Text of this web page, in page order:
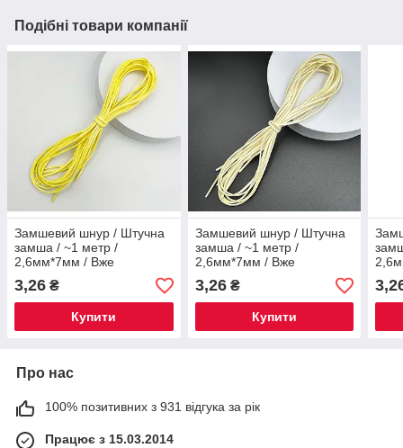
Подібні товари компанії
Замшевий шнур / Штучна
замша / ~1 метр /
2,6мм*7мм / Вже
3,26 ₴
Купити
Замшевий шнур / Штучна
замша / ~1 метр /
2,6мм*7мм / Вже
3,26₴
Купити
Про нас
100% позитивних з 931 відгука за рік
Працює з 15.03.2014